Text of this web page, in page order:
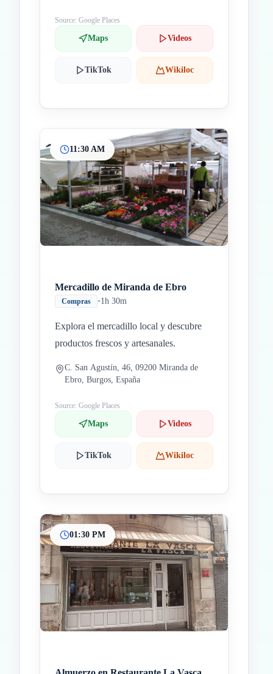
Source: Google Places
Maps Videos
TikTok Wikiloc
11:30 AM
Mercadillo de Miranda de Ebro
Compras •1h 30m
Explora el mercadillo local y descubre
productos frescos y artesanales.
C. San Agustín, 46, 09200 Miranda de
Ebro, Burgos, España
Source: Google Places
Maps Videos
TikTok Wikiloc
01:30 PM